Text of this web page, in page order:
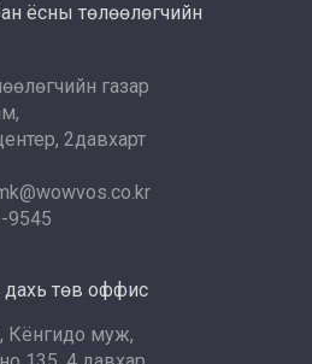
төв оффис
Кёнгидо муж,
ёсны төлөөлөгчийн
газар
2давхарт
9545